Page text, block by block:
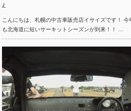
♪
こんにちは、札幌の中古車販売店イサイズです！ 今
も北海道に短いサーキットシーズンが到来！！ …